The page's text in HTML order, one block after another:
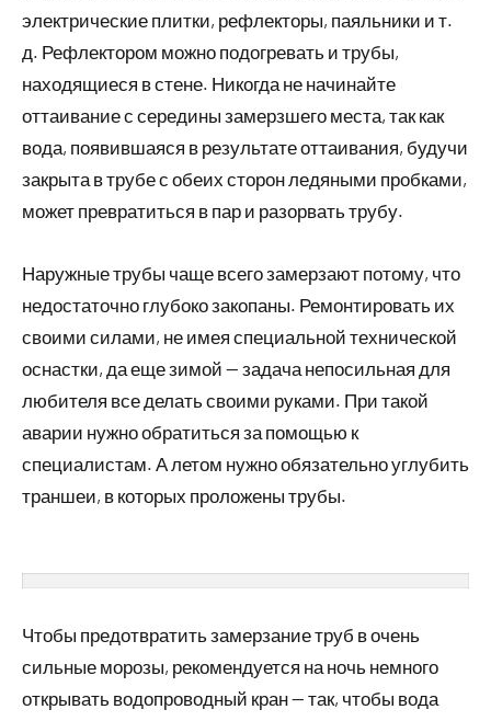
электрические плитки, рефлекторы, паяльники и т.
д. Рефлектором можно подогревать и трубы,
находящиеся в стене. Никогда не начинайте
оттаивание с середины замерзшего места, так как
вода, появившаяся в результате оттаивания, будучи
закрыта в трубе с обеих сторон ледяными пробками,
может превратиться в пар и разорвать трубу.
Наружные трубы чаще всего замерзают потому, что
недостаточно глубоко закопаны. Ремонтировать их
своими силами, не имея специальной технической
оснастки, да еще зимой — задача непосильная для
любителя все делать своими руками. При такой
аварии нужно обратиться за помощью к
специалистам. А летом нужно обязательно углубить
траншеи, в которых проложены трубы.
Чтобы предотвратить замерзание труб в очень
сильные морозы, рекомендуется на ночь немного
открывать водопроводный кран — так, чтобы вода